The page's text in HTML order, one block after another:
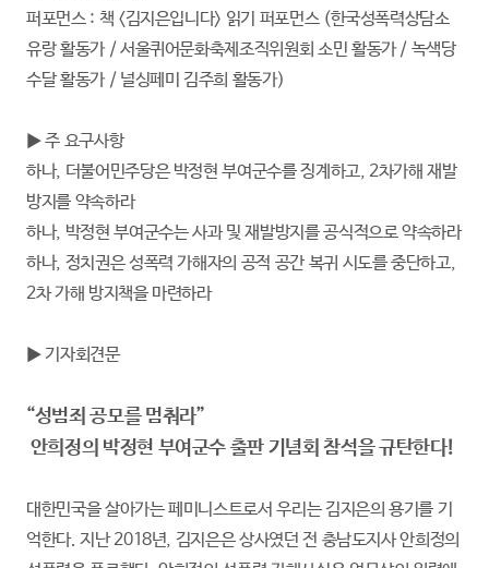
퍼포먼스 : 책 <김지은입니다> 읽기 퍼포먼스 (한국성폭력상담소
유랑 활동가 / 서울퀴어문화축제조직위원회 소민 활동가 / 녹색당
수달 활동가 / 널싱페미 김주희 활동가)
▶ 주 요구사항
하나, 더불어민주당은 박정현 부여군수를 징계하고, 2차가해 재발
방지를 약속하라
하나, 박정현 부여군수는 사과 및 재발방지를 공식적으로 약속하라
하나, 정치권은 성폭력 가해자의 공적 공간 복귀 시도를 중단하고,
2차 가해 방지책을 마련하라
▶ 기자회견문
“성범죄 공모를 멈춰라”
안희정의 박정현 부여군수 출판 기념회 참석을 규탄한다!
대한민국을 살아가는 페미니스트로서 우리는 김지은의 용기를 기
억한다. 지난 2018년, 김지은은 상사였던 전 충남도지사 안희정의